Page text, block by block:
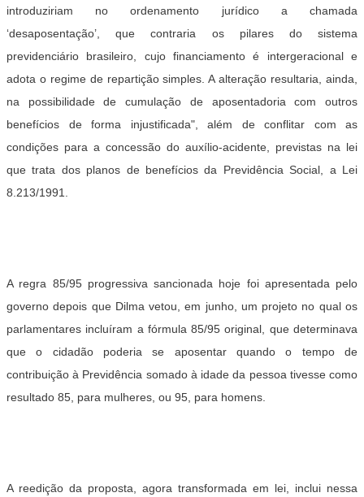
introduziriam no ordenamento jurídico a chamada
‘desaposentação’, que contraria os pilares do sistema
previdenciário brasileiro, cujo financiamento é intergeracional e
adota o regime de repartição simples. A alteração resultaria, ainda,
na possibilidade de cumulação de aposentadoria com outros
benefícios de forma injustificada", além de conflitar com as
condições para a concessão do auxílio-acidente, previstas na lei
que trata dos planos de benefícios da Previdência Social, a Lei
8.213/1991.
A regra 85/95 progressiva sancionada hoje foi apresentada pelo
governo depois que Dilma vetou, em junho, um projeto no qual os
parlamentares incluíram a fórmula 85/95 original, que determinava
que o cidadão poderia se aposentar quando o tempo de
contribuição à Previdência somado à idade da pessoa tivesse como
resultado 85, para mulheres, ou 95, para homens.
A reedição da proposta, agora transformada em lei, inclui nessa